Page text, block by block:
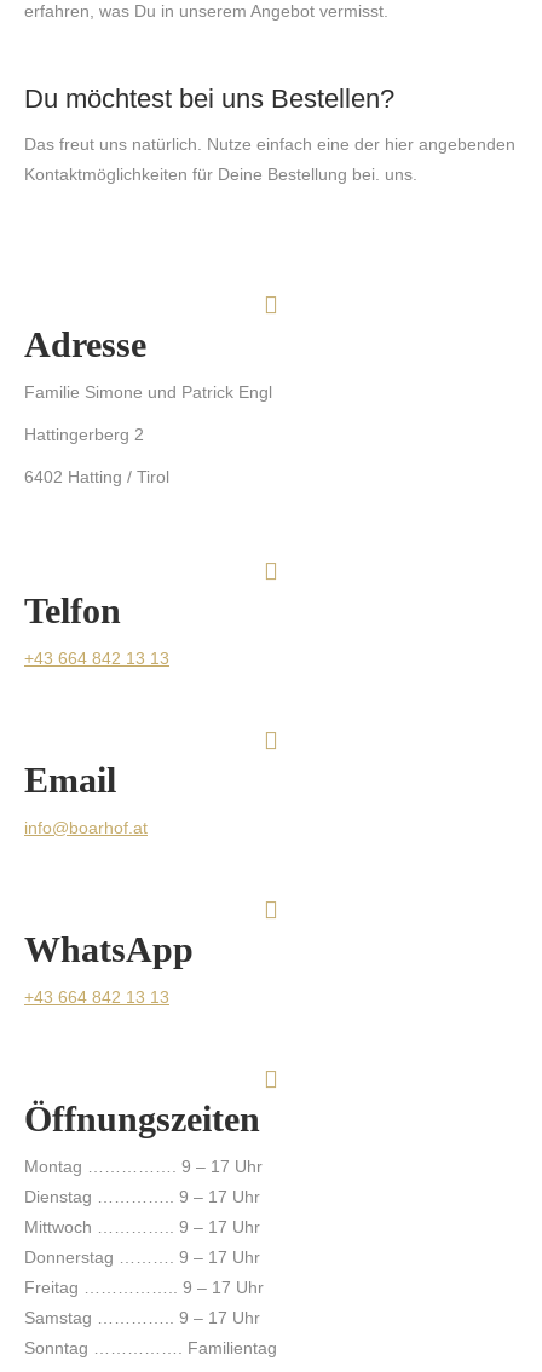
erfahren, was Du in unserem Angebot vermisst.
Du möchtest bei uns Bestellen?
Das freut uns natürlich. Nutze einfach eine der hier angebenden
Kontaktmöglichkeiten für Deine Bestellung bei. uns.
Adresse
Familie Simone und Patrick Engl
Hattingerberg 2
6402 Hatting / Tirol
Telfon
+43 664 842 13 13
Email
info@boarhof.at
WhatsApp
+43 664 842 13 13
Öffnungszeiten
Montag ……………. 9 – 17 Uhr
Dienstag ………….. 9 – 17 Uhr
Mittwoch ………….. 9 – 17 Uhr
Donnerstag ………. 9 – 17 Uhr
Freitag …………….. 9 – 17 Uhr
Samstag ………….. 9 – 17 Uhr
Sonntag ……………. Familientag